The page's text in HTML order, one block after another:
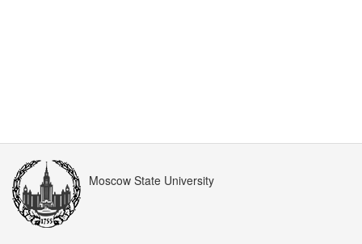
Moscow State University